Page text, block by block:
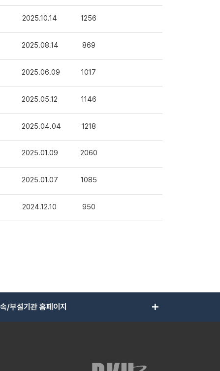
2025.10.14 1256
2025.08.14 869
2025.06.09 1017
2025.05.12 1146
2025.04.04 1218
2025.01.09 2060
2025.01.07 1085
2024.12.10 950
/부설기관 홈페이지 add